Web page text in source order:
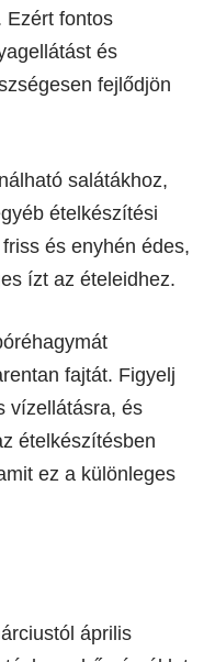
Ezért fontos
és
fejlődjön
salátákhoz,
ételkészítési
és enyhén édes,
ízt az ételeidhez.
fajtát. Figyelj
vízellátásra, és
ételkészítésben
ez a különleges
április